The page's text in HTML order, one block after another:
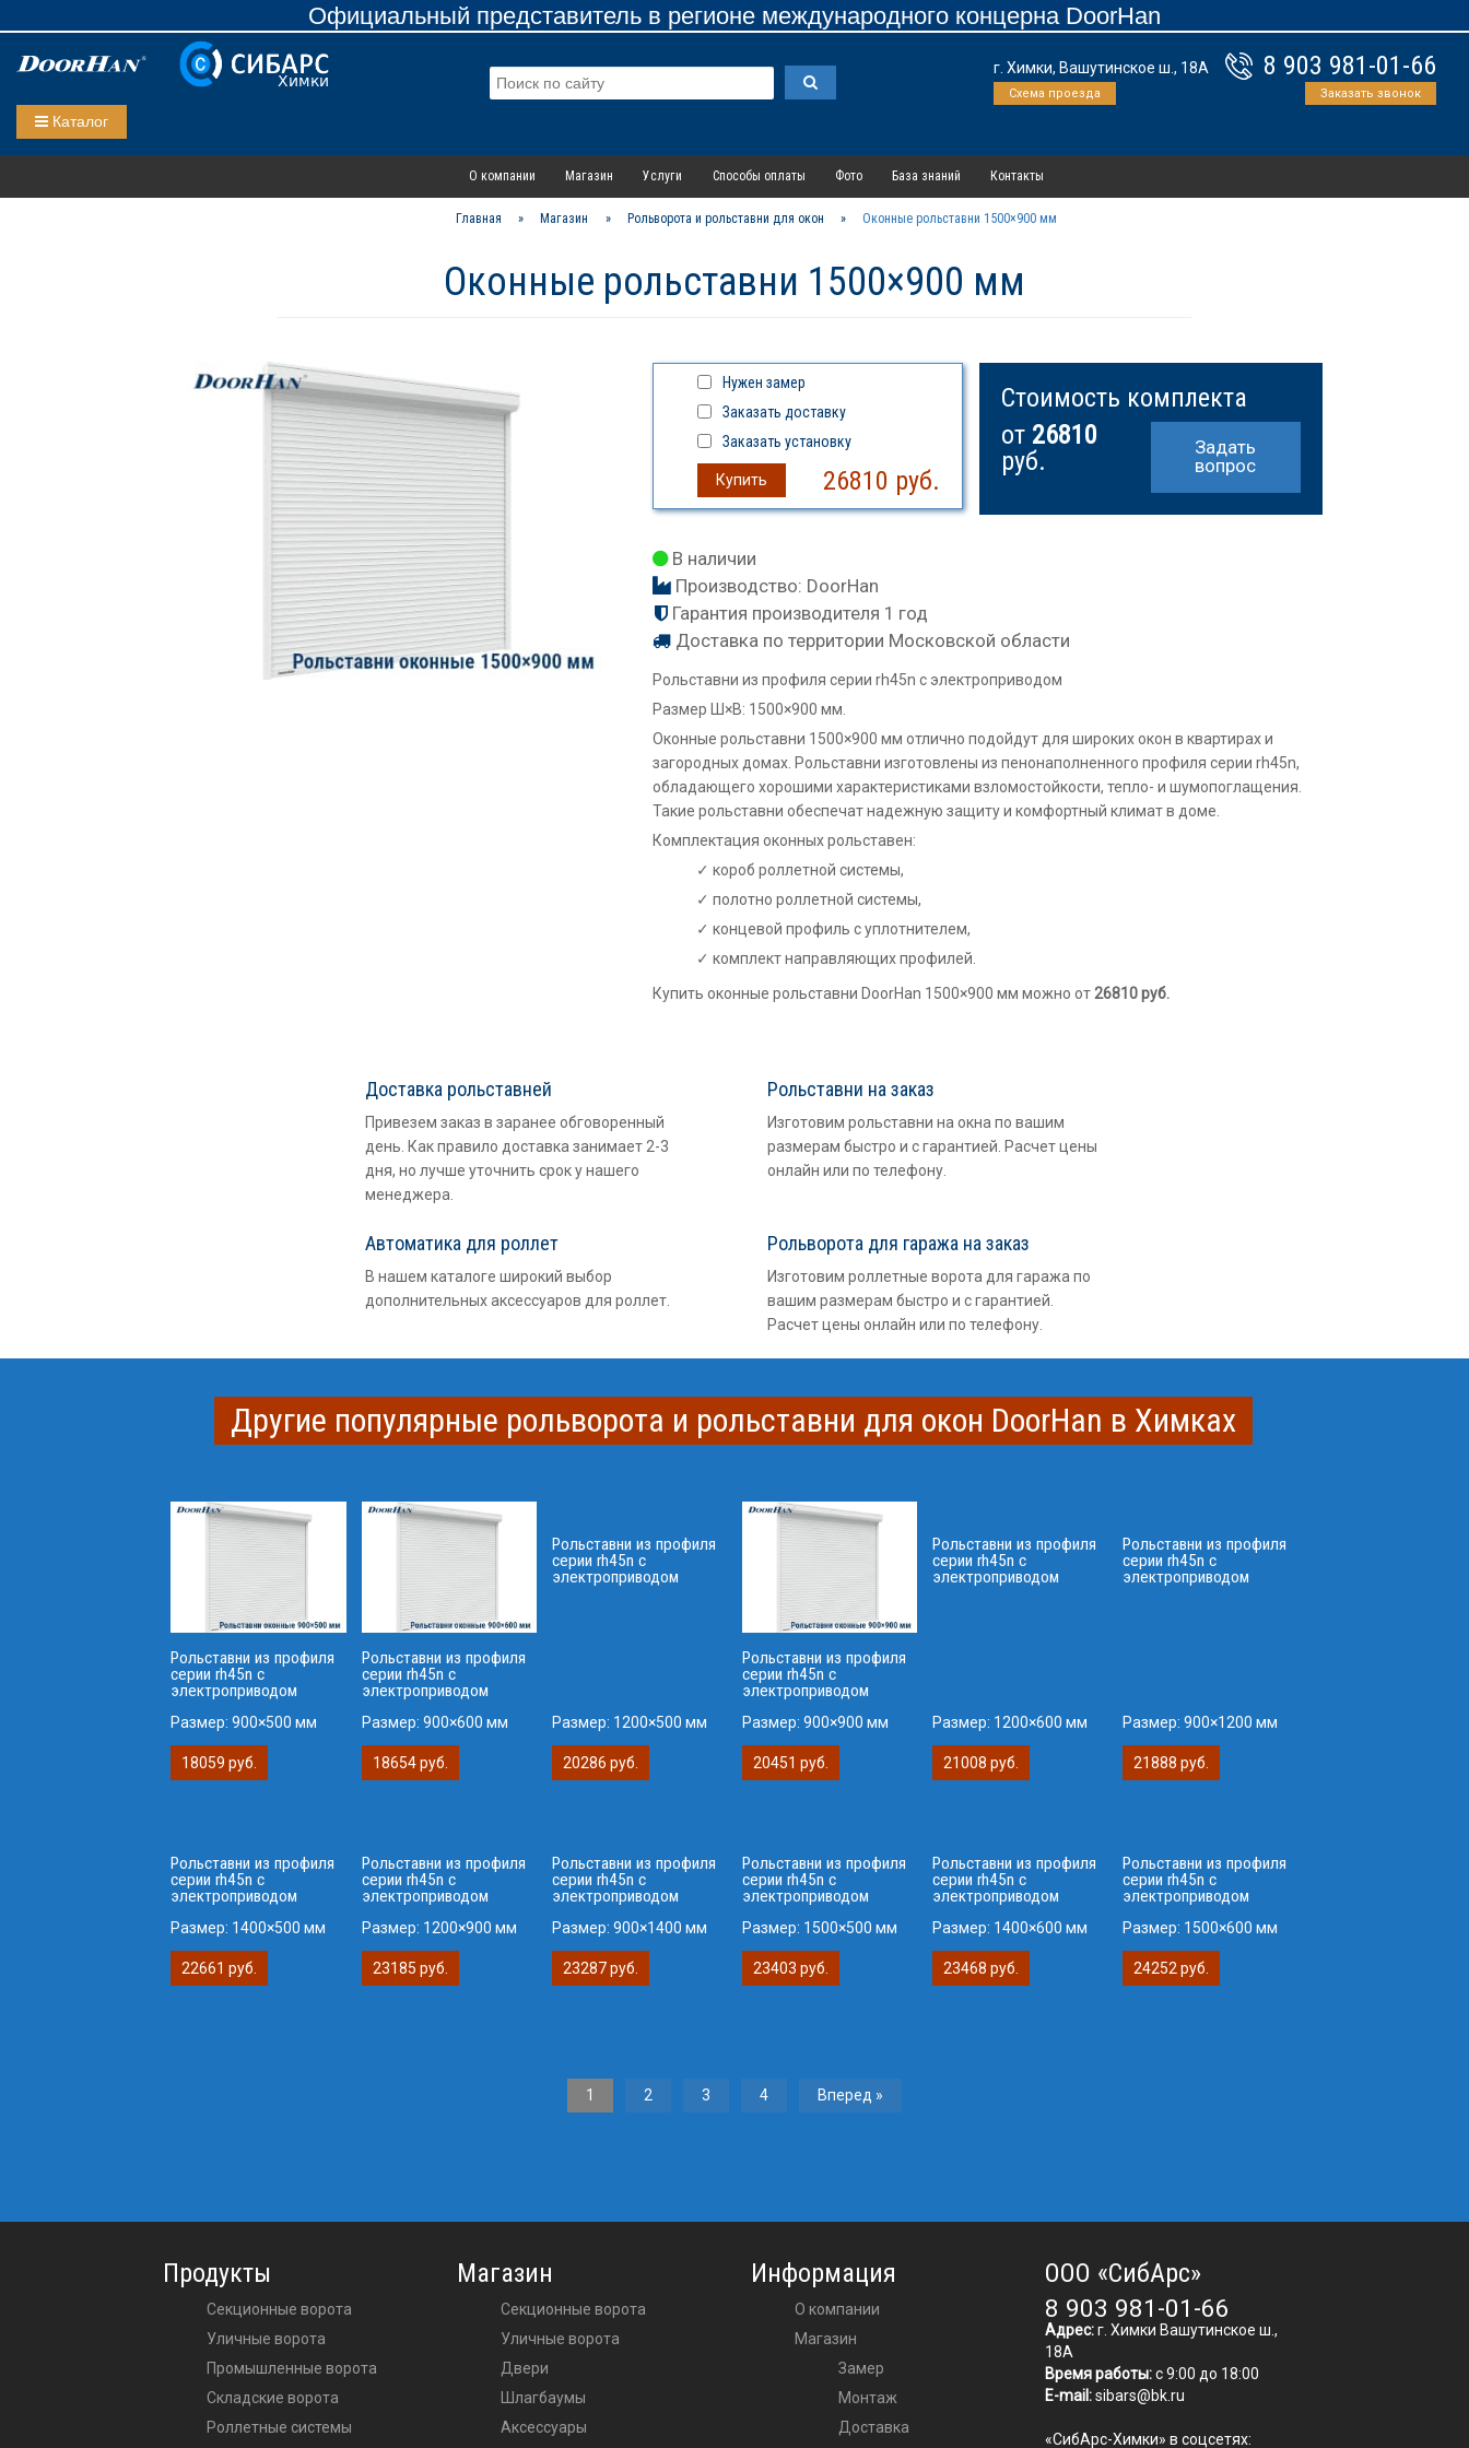
Официальный представитель в регионе международного концерна DoorHan
8 903 981-01-66
Заказать звонок
г. Химки, Вашутинское ш., 18А
Схема проезда
Каталог
О компании Магазин Услуги Способы оплаты Фото База знаний Контакты
Главная » Магазин » Рольворота и рольставни для окон » Оконные рольставни 1500×900 мм
Оконные рольставни 1500×900 мм
Нужен замер
Заказать доставку
Заказать установку
Купить 26810 руб.
Стоимость комплекта
от 26810
руб.
Задать
вопрос
В наличии
Производство: DoorHan
Гарантия производителя 1 год
Доставка по территории Московской области
Рольставни из профиля серии rh45n с электроприводом
Размер Ш×В: 1500×900 мм.
Оконные рольставни 1500×900 мм отлично подойдут для широких окон в квартирах и
загородных домах. Рольставни изготовлены из пенонаполненного профиля серии rh45n,
обладающего хорошими характеристиками взломостойкости, тепло- и шумопоглащения.
Такие рольставни обеспечат надежную защиту и комфортный климат в доме.
Комплектация оконных рольставен:
короб роллетной системы,
полотно роллетной системы,
концевой профиль с уплотнителем,
комплект направляющих профилей.
Купить оконные рольставни DoorHan 1500×900 мм можно от 26810 руб.
Доставка рольставней
Привезем заказ в заранее обговоренный
день. Как правило доставка занимает 2-3
дня, но лучше уточнить срок у нашего
менеджера.
Рольставни на заказ
Изготовим рольставни на окна по вашим
размерам быстро и с гарантией. Расчет цены
онлайн или по телефону.
Автоматика для роллет
В нашем каталоге широкий выбор
дополнительных аксессуаров для роллет.
Рольворота для гаража на заказ
Изготовим роллетные ворота для гаража по
вашим размерам быстро и с гарантией.
Расчет цены онлайн или по телефону.
Другие популярные рольворота и рольставни для окон DoorHan в Химках
Рольставни из профиля
серии rh45n с
электроприводом
Размер:900×500 мм
18059 руб.
Рольставни из профиля
серии rh45n с
электроприводом
Размер: 900×600 мм
18654 руб.
Рольставни из профиля
серии rh45n с
электроприводом
Размер: 1200×500 мм
20286 руб.
Рольставни из профиля
серии rh45n с
электроприводом
Размер: 900×900 мм
20451 руб.
Рольставни из профиля
серии rh45n с
электроприводом
Размер: 1200×600 мм
21008 руб.
Рольставни из профиля
серии rh45n с
электроприводом
Размер:900×1200 мм
21888 руб.
Рольставни из профиля
серии rh45n с
электроприводом
Размер: 1400×500 мм
22661 руб.
Рольставни из профиля
серии rh45n с
электроприводом
Размер: 1200×900 мм
23185 руб.
Рольставни из профиля
серии rh45n с
электроприводом
Размер: 900×1400 мм
23287 руб.
Рольставни из профиля
серии rh45n с
электроприводом
Размер: 1500×500 мм
23403 руб.
Рольставни из профиля
серии rh45n с
электроприводом
Размер: 1400×600 мм
23468 руб.
Рольставни из профиля
серии rh45n с
электроприводом
Размер: 1500×600 мм
24252 руб.
1 2 3 4 Вперед »
Продукты
Секционные ворота
Уличные ворота
Промышленные ворота
Складские ворота
Роллетные системы
Магазин
Секционные ворота
Уличные ворота
двери
шлагбаумы
аксессуары
Информация
О компании
Магазин
Замер
Монтаж
Доставка
ООО «СибАрс»
8 903 981-01-66
Адрес:г. Химки Вашутинское ш.,
18А
Время работы:с 9:00 до 18:00
E-mail: sibars@bk.ru
«СибАрс-Химки» в соцсетях: